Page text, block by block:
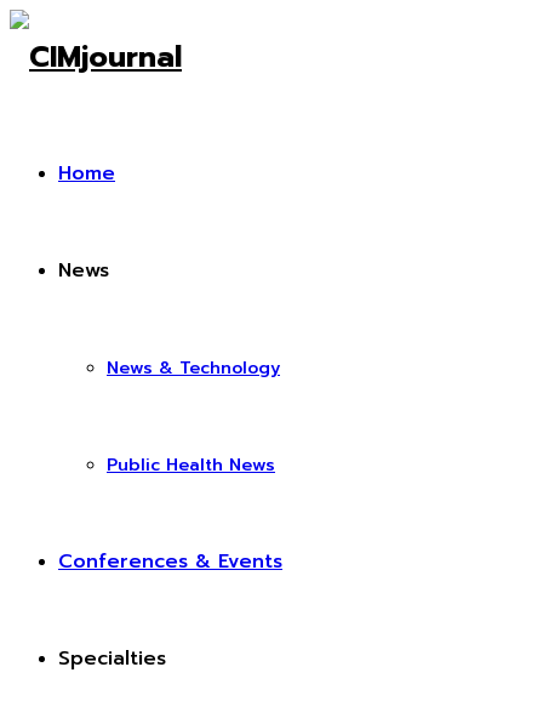
Home
News
News & Technology
Public Health News
Conferences & Events
Specialties